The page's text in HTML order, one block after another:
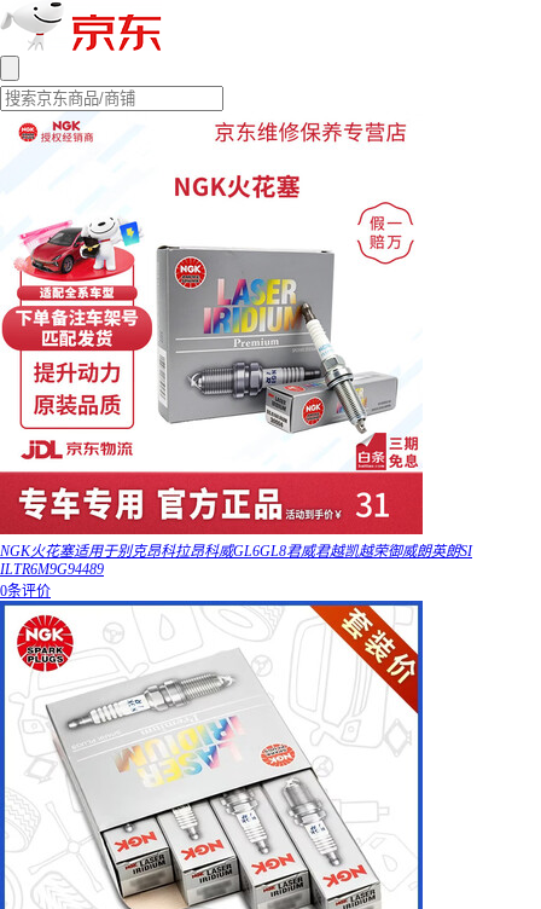
NGK火花塞适用于别克昂科拉昂科威GL6GL8君威君越凯越荣御威朗英朗SI
ILTR6M9G94489
0条评价